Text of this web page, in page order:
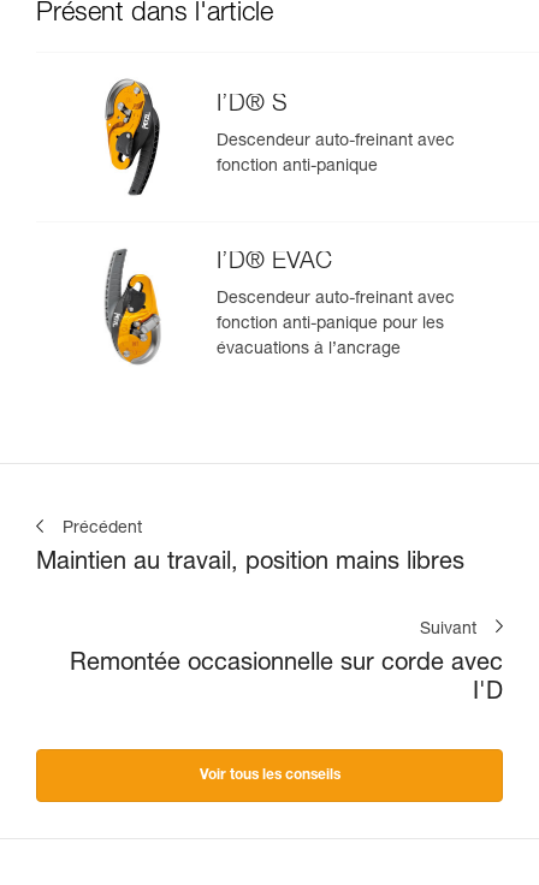
Présent dans l'article
I’D® S
Descendeur auto-freinant avec
fonction anti-panique
I’D® EVAC
Descendeur auto-freinant avec
fonction anti-panique pour les
évacuations à l’ancrage
Précédent
Maintien au travail, position mains libres
Suivant
Remontée occasionnelle sur corde avec
I'D
Voir tous les conseils